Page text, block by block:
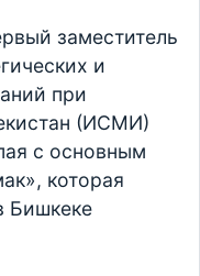
заместитель
и
при
(ИСМИ)
с основным
которая
Бишкеке